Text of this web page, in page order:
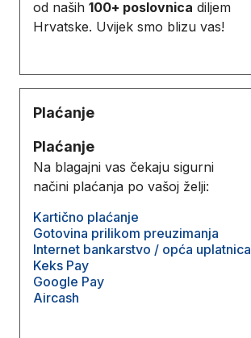
od naših 100+ poslovnica diljem
Hrvatske. Uvijek smo blizu vas!
Plaćanje
Plaćanje
Na blagajni vas čekaju sigurni
načini plaćanja po vašoj želji:
Kartično plaćanje
Gotovina prilikom preuzimanja
Internet bankarstvo / opća uplatnica
Keks Pay
Google Pay
Aircash